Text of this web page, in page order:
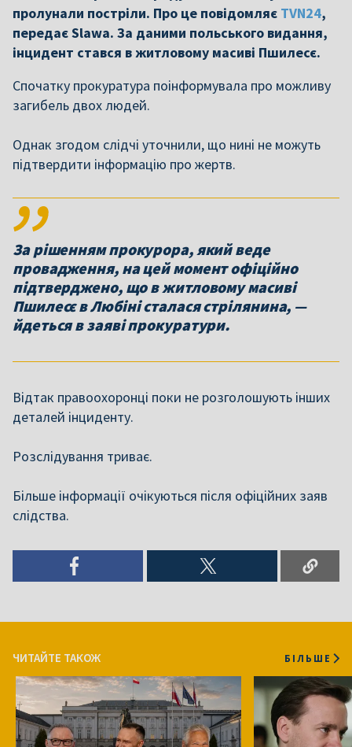
пролунали постріли. Про це повідомляє TVN24,
передає Slawa. За даними польського видання,
інцидент стався в житловому масиві Пшилесє.
Спочатку прокуратура поінформувала про можливу
загибель двох людей.
Однак згодом слідчі уточнили, що нині не можуть
підтвердити інформацію про жертв.
За рішенням прокурора, який веде
провадження, на цей момент офіційно
підтверджено, що в житловому масиві
Пшилесє в Любіні сталася стрілянина, —
йдеться в заяві прокуратури.
Відтак правоохоронці поки не розголошують інших
деталей інциденту.
Розслідування триває.
Більше інформації очікуються після офіційних заяв
слідства.
ЧИТАЙТЕ ТАКОЖ БІЛЬШЕ